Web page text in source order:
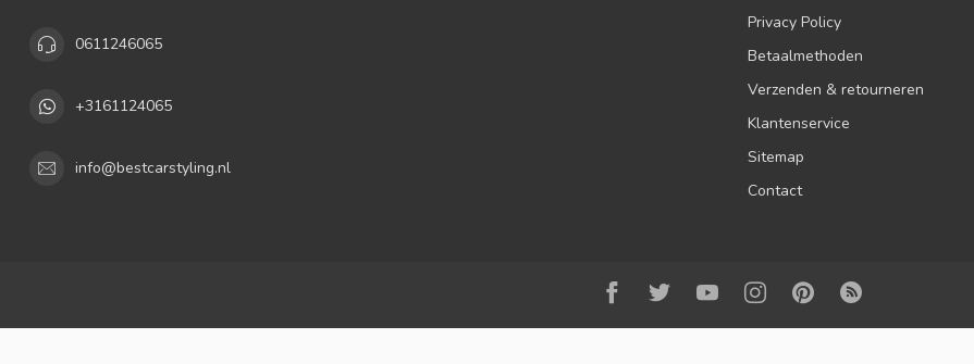
0611246065
+3161124065
info@bestcarstyling.nl
Privacy Policy
Betaalmethoden
Verzenden & retourneren
Klantenservice
Sitemap
Contact